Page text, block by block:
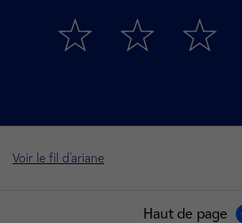
Voir le fil d'ariane
Haut de page